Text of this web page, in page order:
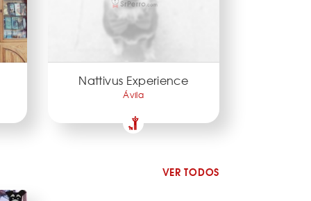
Nattivus Experience
Ávila
VER TODOS